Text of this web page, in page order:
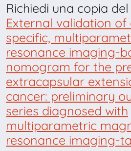
Richiedi una copia
External validation of
specific,
resonance imaging-
nomogram for the
extracapsular
cancer: preliminary
series diagnosed with
multiparametric
resonance imaging-